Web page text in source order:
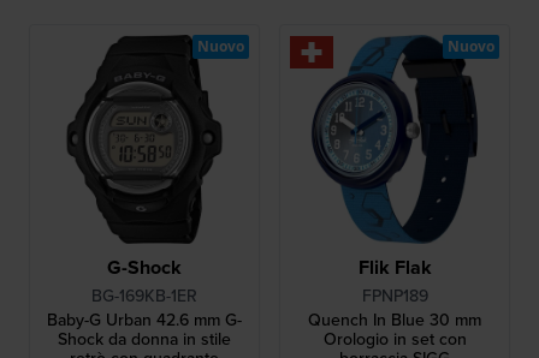
G-Shock
BG-169KB-1ER
Baby-G Urban 42.6 mm G-
Shock da donna in stile
Nuovo
Flik Flak
FPNP189
Quench In Blue 30 mm
Orologio in set con
Nuovo